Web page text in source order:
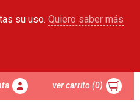
su uso. Quiero saber más
ver carrito (0)